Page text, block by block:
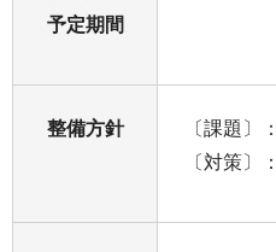
予定期間
整備方針
〔課題〕
〔対策〕